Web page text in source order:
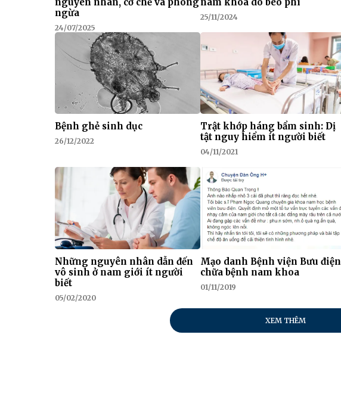
ngừa
24/07/2025
25/11/2024
Bệnh ghẻ sinh dục
26/12/2022
Trật khớp háng bẩm sinh: Dị
tật nguy hiểm ít người biết
04/11/2021
Những nguyên nhân dẫn đến
vô sinh ở nam giới ít người
biết
05/02/2020
Mạo danh Bệnh viện Bưu điện
chữa bệnh nam khoa
01/11/2019
XEM THÊM